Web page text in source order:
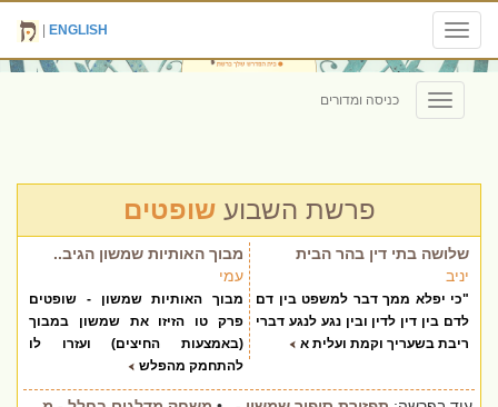
Toggle
navigation
ENGLISH
Toggle
navigation
כניסה ומדורים
פרשת השבועשופטים
שלושה בתי דין בהר הבית
יניב
"כי יפלא ממך דבר למשפט בין דם
לדם בין דין לדין ובין נגע לנגע דברי
ריבת בשעריך וקמת ועלית א
מבוך האותיות שמשון הגיב..
עמי
מבוך האותיות שמשון - שופטים
פרק טו הזיזו את שמשון במבוך
(באמצעות החיצים) ועזרו לו
להתחמק מהפלש